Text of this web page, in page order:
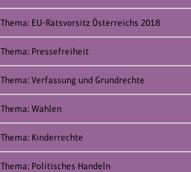
Thema: EU-Ratsvorsitz Österreichs 2018
Thema: Pressefreiheit
Thema: Verfassung und Grundrechte
Thema: Wahlen
Thema: Kinderrechte
Thema: Politisches Handeln